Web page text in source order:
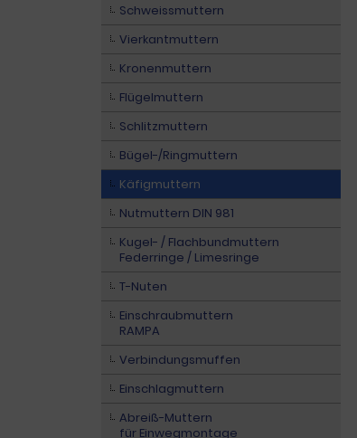
Schweissmuttern
Vierkantmuttern
Kronenmuttern
Flügelmuttern
Schlitzmuttern
Bügel-/Ringmuttern
Käfigmuttern
Nutmuttern DIN 981
Kugel- / Flachbundmuttern
Federringe / Limesringe
T-Nuten
Einschraubmuttern
RAMPA
Verbindungsmuffen
Einschlagmuttern
Abreiß-Muttern
für Einwegmontage